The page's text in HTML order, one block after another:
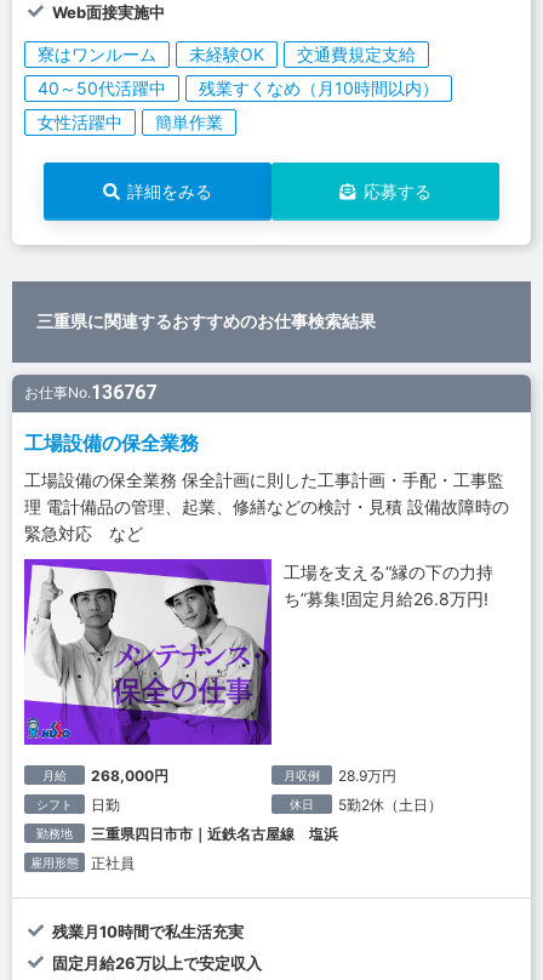
Web面接実施中
寮はワンルーム 未経験OK
交通費規定支給
40～50代活躍中
残業すくなめ（月10時間以内）
女性活躍中
簡単作業
詳細をみる 応募する
三重県に関連するおすすめのお仕事検索結果
お仕事No.136767
工場設備の保全業務
工場設備の保全業務 保全計画に則した工事計画・手配・工事監
理 電計備品の管理、起業、修繕などの検討・見積 設備故障時の
緊急対応 など
工場を支える“縁の下の力持
ち”募集!固定月給26.8万円!
月給 268,000円 月収例 28.9万円
シフト 日勤 休日 5勤2休（土日）
勤務地 三重県四日市市｜近鉄名古屋線 塩浜
雇用形態 正社員
残業月10時間で私生活充実
固定月給26万以上で安定収入